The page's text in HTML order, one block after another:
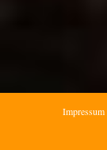
Impressum